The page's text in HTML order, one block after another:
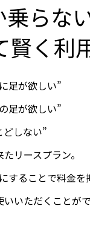
メリカの寿司ビジネ
らな
賢く利
足が欲しい”
足が欲しい”
しない”
リースプラン。
ることで料金を
いただくことがで